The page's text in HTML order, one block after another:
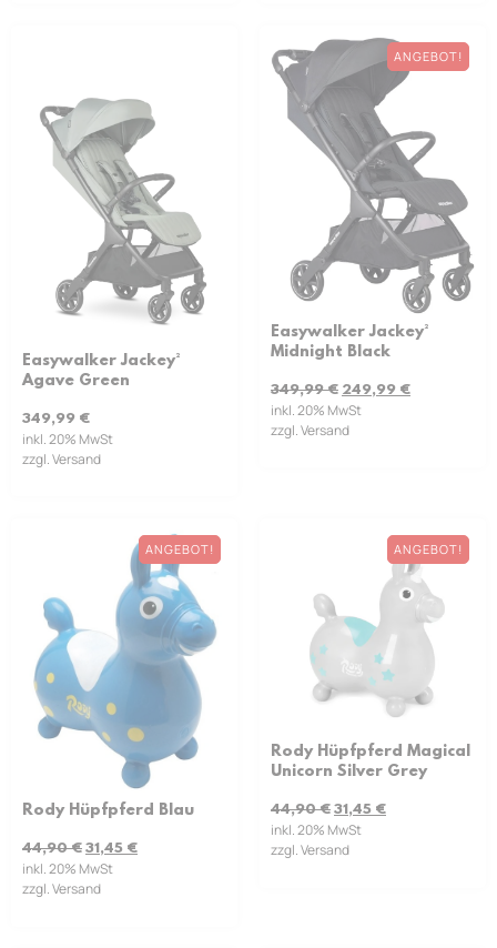
Easywalker Jackey²
Agave Green
349,99 €
inkl. 20% MwSt
zzgl. Versand
ANGEBOT!
Easywalker Jackey²
Midnight Black
349,99€ 249,99 €
inkl. 20% MwSt
zzgl. Versand
ANGEBOT!
Rody Hüpfpferd Blau
44,90€ 31,45 €
inkl. 20% MwSt
zzgl. Versand
ANGEBOT!
Rody Hüpfpferd Magical
Unicorn Silver Grey
44,90€ 31,45 €
inkl. 20% MwSt
zzgl. Versand